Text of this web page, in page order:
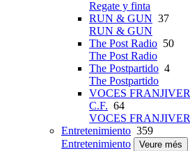
Regate y finta
RUN & GUN 37
RUN & GUN
The Post Radio 50
The Post Radio
The Postpartido 4
The Postpartido
VOCES
C.F. 64
VOCES
Entretenimiento 359
Entretenimiento
Veure més